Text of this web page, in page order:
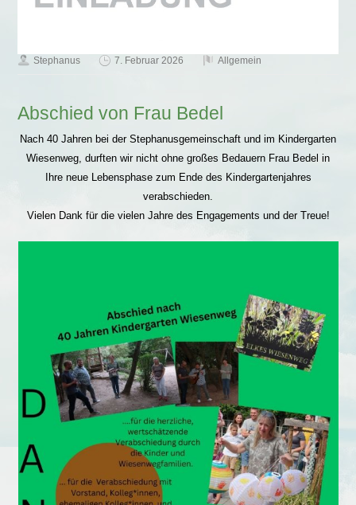
Stephanus 7. Februar 2026 Allgemein
Abschied von Frau Bedel
Nach 40 Jahren bei der Stephanusgemeinschaft und im Kindergarten
Wiesenweg, durften wir nicht ohne großes Bedauern Frau Bedel in
Ihre neue Lebensphase zum Ende des Kindergartenjahres
verabschieden.
Vielen Dank für die vielen Jahre des Engagements und der Treue!